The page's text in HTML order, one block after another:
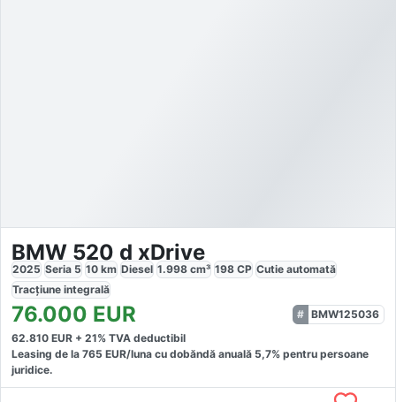
BMW 520 d xDrive
2025 Seria 5 10 km Diesel 1.998 cm³ 198 CP Cutie automată
Tracțiune integrală
76.000 EUR
BMW125036
62.810 EUR + 21% TVA deductibil
Leasing de la 765 EUR/luna cu dobăndă anuală 5,7% pentru persoane
juridice.